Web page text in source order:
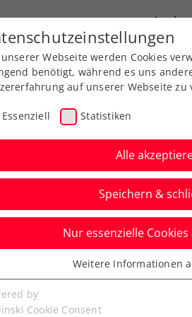
Ausbildung
in Marbella
beim ATP-Challenger im
Hauptrunde.
Webseite werden Cookies
benötigt, während es uns
auf unserer Webseite zu
Essenziell Statistiken
Alle
Speichern &
Nur essenzielle
Cookies werden für
benötigt. Dadurch ist
Weitere Informationen
by
Cookie Consent